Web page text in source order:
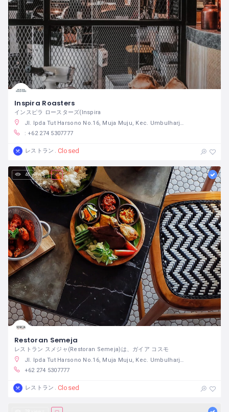
Inspira Roasters
インスピラ ロースターズ(Inspira
Jl. Ipda Tut Harsono No.16, Muja Muju, Kec. Umbulharjo, Kota Yogyakarta, Daerah Istimewa Yogyakarta 55165
: +62 274 5307777
レストラン Closed
46 views
Restoran Semeja
レストラン スメジャ(Restoran Semeja)は、ガイア コスモ
Jl. Ipda Tut Harsono No.16, Muja Muju, Kec. Umbulharjo, Kota Yogyakarta, Daerah Istimewa Yogyakarta 55165
+62 274 5307777
レストラン Closed